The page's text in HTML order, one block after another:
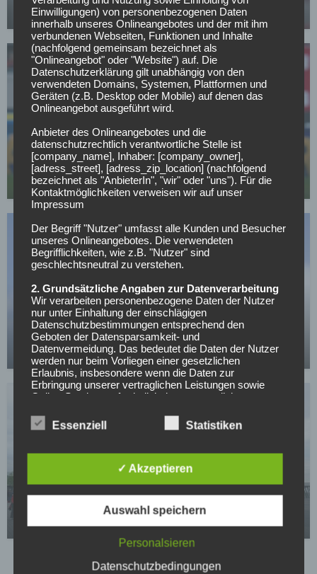
15.05.2026
SC FREIBURG
Top-Transferziel: Freiburg baggert an Gladbachs
Dauerläufer
02.05.2026
SC FREIBURG
Holt sich der SC Freiburg sein Wunderkind
zurück?
01.05.2026
SC FREIBURG
Der SC Freiburg hat Top-Talent auf dem Zettel!
22.04.2026
Einwilligungen) von personenbezogenen Daten
innerhalb unseres Onlineangebotes und der mit ihm
verbundenen Webseiten, Funktionen und Inhalte
(nachfolgend gemeinsam bezeichnet als
"Onlineangebot" oder "Website") auf. Die
Datenschutzerklärung gilt unabhängig von den
verwendeten Domains, Systemen, Plattformen und
Geräten (z.B. Desktop oder Mobile) auf denen das
Onlineangebot ausgeführt wird.
Anbieter des Onlineangebotes und die
datenschutzrechtlich verantwortliche Stelle ist
[company_name], Inhaber: [company_owner],
[adress_street], [adress_zip_location] (nachfolgend
bezeichnet als "AnbieterIn", "wir" oder "uns"). Für die
Kontaktmöglichkeiten verweisen wir auf unser
Impressum
Der Begriff "Nutzer" umfasst alle Kunden und Besucher
unseres Onlineangebotes. Die verwendeten
Begrifflichkeiten, wie z.B. "Nutzer" sind
geschlechtsneutral zu verstehen.
2. Grundsätzliche Angaben zur Datenverarbeitung
Wir verarbeiten personenbezogene Daten der Nutzer
nur unter Einhaltung der einschlägigen
Datenschutzbestimmungen entsprechend den
Geboten der Datensparsamkeit- und
Datenvermeidung. Das bedeutet die Daten der Nutzer
werden nur beim Vorliegen einer gesetzlichen
Erlaubnis, insbesondere wenn die Daten zur
Erbringung unserer vertraglichen Leistungen sowie
Online-Services erforderlich, bzw. gesetzlich
Einwilligung verarbeitet.
technische Sicherheitsmaßnahmen entsprechend dem
Stand der Technik, um sicher zu stellen, dass die
werden und um damit die durch uns verarbeiteten
Daten gegen zufällige oder vorsätzliche
Manipulationen, Verlust, Zerstörung oder gegen den
Zugriff unberechtigter Personen zu schützen.
Inhalte, Werkzeuge oder sonstige Mittel von anderen
Essenziell Statistiken
✓ Akzeptieren
Auswahl speichern
Personalsieren
Datenschutzbedingungen